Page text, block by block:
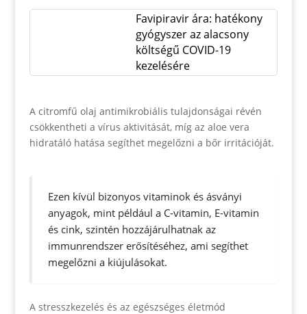
Favipiravir ára: hatékony
gyógyszer az alacsony
költségű COVID-19
kezelésére
A citromfű olaj antimikrobiális tulajdonságai révén
csökkentheti a vírus aktivitását, míg az aloe vera
hidratáló hatása segíthet megelőzni a bőr irritációját.
Ezen kívül bizonyos vitaminok és ásványi
anyagok, mint például a C-vitamin, E-vitamin
és cink, szintén hozzájárulhatnak az
immunrendszer erősítéséhez, ami segíthet
megelőzni a kiújulásokat.
A stresszkezelés és az egészséges életmód